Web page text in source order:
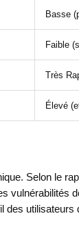
Basse
Faible
Très
Élevé
Selon le
vulnérabilités
des utilisateurs